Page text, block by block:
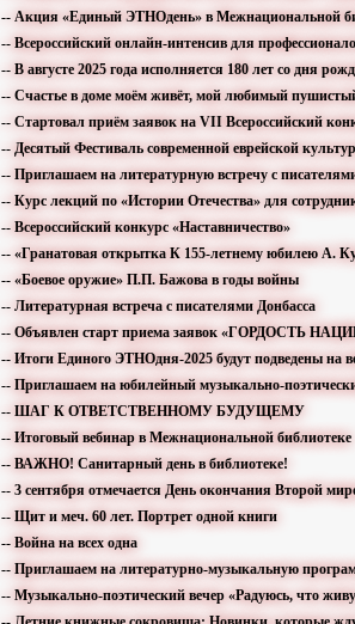
-- Акция «Единый ЭТНОдень» в Межнациональной
-- Всероссийский онлайн-интенсив для
-- В августе 2025 года исполняется 180 лет со дня
-- Счастье в доме моём живёт, мой любимый
-- Стартовал приём заявок на VII Всероссийский
-- Десятый Фестиваль современной еврейской
-- Приглашаем на литературную встречу с
-- Курс лекций по «Истории Отечества» для
-- Всероссийский конкурс «Наставничество»
-- «Гранатовая открытка К 155-летнему юбилею А.
-- «Боевое оружие» П.П. Бажова в годы войны
-- Литературная встреча с писателями Донбасса
-- Объявлен старт приема заявок «ГОРДОСТЬ
-- Итоги Единого ЭТНОдня-2025 будут подведены на
-- Приглашаем на юбилейный музыкально-
-- ШАГ К ОТВЕТСТВЕННОМУ БУДУЩЕМУ
-- Итоговый вебинар в Межнациональной библиотеке
-- ВАЖНО! Санитарный день в библиотеке!
-- 3 сентября отмечается День окончания Второй
-- Щит и меч. 60 лет. Портрет одной книги
-- Война на всех одна
-- Приглашаем на литературно-музыкальную
-- Музыкально-поэтический вечер «Радуюсь, что